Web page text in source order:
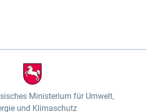
Ministerium für Umwelt,
und Klimaschutz